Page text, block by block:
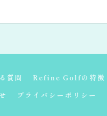
質問 Refine Golfの特徴
プライバシーポリシー